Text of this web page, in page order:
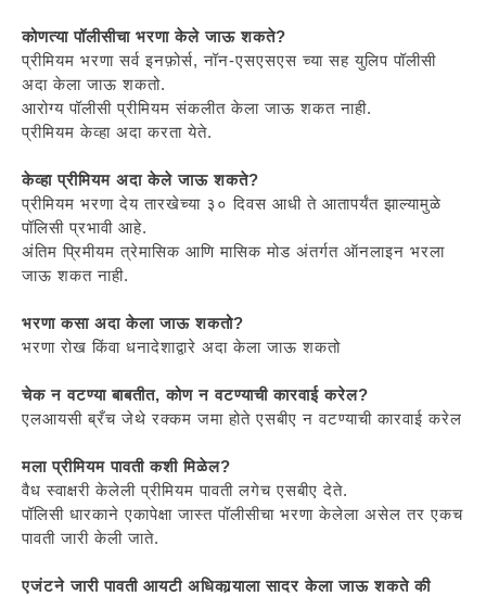
कोणत्या पॉलीसीचा भरणा केले जाऊ शकते?
प्रीमियम भरणा सर्व इनफ़ोर्स, नॉन-एसएसएस च्या सह युलिप पॉलीसी
अदा केला जाऊ शकतो.
आरोग्य पॉलीसी प्रीमियम संकलीत केला जाऊ शकत नाही.
प्रीमियम केव्हा अदा करता येते.
केव्हा प्रीमियम अदा केले जाऊ शकते?
प्रीमियम भरणा देय तारखेच्या ३० दिवस आधी ते आतापर्यंत झाल्यामुळे
पॉलिसी प्रभावी आहे.
अंतिम प्रिमीयम त्रेमासिक आणि मासिक मोड अंतर्गत ऑनलाइन भरला
जाऊ शकत नाही.
भरणा कसा अदा केला जाऊ शकतो?
भरणा रोख किंवा धनादेशाद्वारे अदा केला जाऊ शकतो
चेक न वटण्या बाबतीत, कोण न वटण्याची कारवाई करेल?
एलआयसी ब्रँच जेथे रक्कम जमा होते एसबीए न वटण्याची कारवाई करेल
मला प्रीमियम पावती कशी मिळेल?
वैध स्वाक्षरी केलेली प्रीमियम पावती लगेच एसबीए देते.
पॉलिसी धारकाने एकापेक्षा जास्त पॉलीसीचा भरणा केलेला असेल तर एकच
पावती जारी केली जाते.
एजंटने जारी पावती आयटी अधिकार्‍याला सादर केला जाऊ शकते की